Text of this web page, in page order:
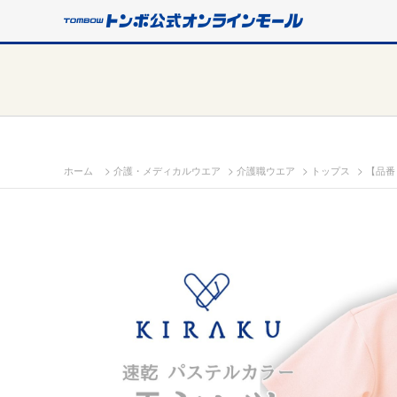
ホーム > 介護・メディカルウエア > 介護職ウエア > トップス > 【品